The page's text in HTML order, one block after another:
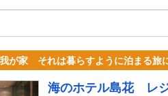
が家 それは暮らすように泊まる旅
海のホテル島花 レ